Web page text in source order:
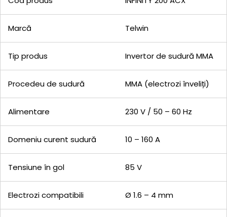
Marcă Telwin
Tip produs Invertor de sudură MMA
Procedeu de sudură MMA (electrozi înveliți)
Alimentare 230 V / 50 – 60 Hz
Domeniu curent sudură 10 – 160 A
Tensiune în gol 85 V
Electrozi compatibili Ø 1.6 – 4 mm